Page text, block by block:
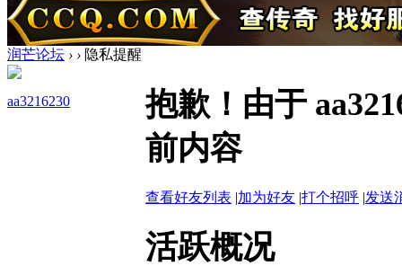
润芒论坛 › › 隐私提醒
aa3216230
抱歉！由于
前内容
查看好友列表 |加为好友 |打个招呼 |发送
活跃概况